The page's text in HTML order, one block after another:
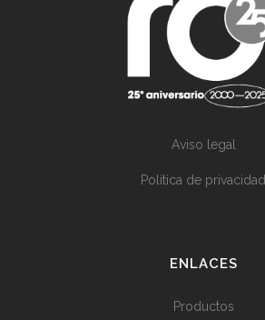
Aviso legal
Política de privacidad
ENLACES
Productos